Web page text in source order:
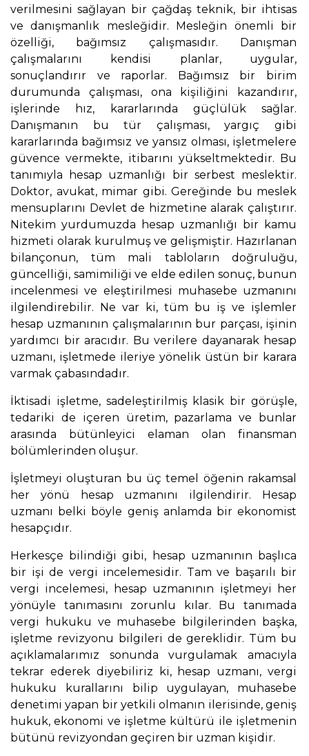
verilmesini sağlayan bir çağdaş teknik, bir ihtisas
ve danışmanlık mesleğidir. Mesleğin önemli bir
özelliği, bağımsız çalışmasıdır. Danışman
çalışmalarını kendisi planlar, uygular,
sonuçlandırır ve raporlar. Bağımsız bir birim
durumunda çalışması, ona kişiliğini kazandırır,
işlerinde hız, kararlarında güçlülük sağlar.
Danışmanın bu tür çalışması, yargıç gibi
kararlarında bağımsız ve yansız olması, işletmelere
güvence vermekte, itibarını yükseltmektedir. Bu
tanımıyla hesap uzmanlığı bir serbest meslektir.
Doktor, avukat, mimar gibi. Gereğinde bu meslek
mensuplarını Devlet de hizmetine alarak çalıştırır.
Nitekim yurdumuzda hesap uzmanlığı bir kamu
hizmeti olarak kurulmuş ve gelişmiştir. Hazırlanan
bilançonun, tüm mali tabloların doğruluğu,
güncelliği, samimiliği ve elde edilen sonuç, bunun
incelenmesi ve eleştirilmesi muhasebe uzmanını
ilgilendirebilir. Ne var ki, tüm bu iş ve işlemler
hesap uzmanının çalışmalarının bur parçası, işinin
yardımcı bir aracıdır. Bu verilere dayanarak hesap
uzmanı, işletmede ileriye yönelik üstün bir karara
varmak çabasındadır.
İktisadi işletme, sadeleştirilmiş klasik bir görüşle,
tedariki de içeren üretim, pazarlama ve bunlar
arasında bütünleyici elaman olan finansman
bölümlerinden oluşur.
İşletmeyi oluşturan bu üç temel öğenin rakamsal
her yönü hesap uzmanını ilgilendirir. Hesap
uzmanı belki böyle geniş anlamda bir ekonomist
hesapçıdır.
Herkesçe bilindiği gibi, hesap uzmanının başlıca
bir işi de vergi incelemesidir. Tam ve başarılı bir
vergi incelemesi, hesap uzmanının işletmeyi her
yönüyle tanımasını zorunlu kılar. Bu tanımada
vergi hukuku ve muhasebe bilgilerinden başka,
işletme revizyonu bilgileri de gereklidir. Tüm bu
açıklamalarımız sonunda vurgulamak amacıyla
tekrar ederek diyebiliriz ki, hesap uzmanı, vergi
hukuku kurallarını bilip uygulayan, muhasebe
denetimi yapan bir yetkili olmanın ilerisinde, geniş
hukuk, ekonomi ve işletme kültürü ile işletmenin
bütünü revizyondan geçiren bir uzman kişidir.